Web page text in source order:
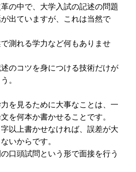
の中で、大学入試の記述の問題
出ていますが、これは当然で
測れる学力など何もありませ
のコツを身につける技術だけが
。
を見るために大事なことは、一
を何本か書かせることです。
以上書かせなければ、誤差が大
いからです。
口頭試問という形で面接を行う